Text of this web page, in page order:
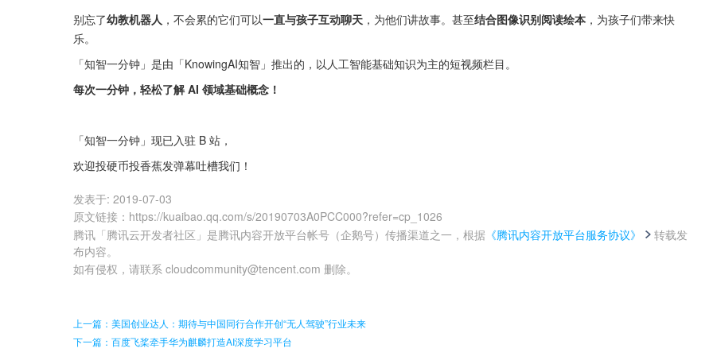
别忘了幼教机器人 ，不会累的它们可以一直与孩子互动聊天 ，为他们讲故事。甚至结合图像识别阅读绘本 ，为孩子们带来快
乐。
「知智一分钟」是由「KnowingAI知智」推出的，以人工智能基础知识为主的短视频栏目。
每次一分钟，轻松了解 AI 领域基础概念！
「知智一分钟」现已入驻 B 站，
欢迎投硬币投香蕉发弹幕吐槽我们！
发表于: 2019-07-03
原文链接 ： https://kuaibao.qq.com/s/20190703A0PCC000?refer=cp_1026
腾讯「腾讯云开发者社区」是腾讯内容开放平台帐号（企鹅号）传播渠道之一，根据 《腾讯内容开放平台服务协议》
转载发
布内容。
如有侵权，请联系 cloudcommunity@tencent.com 删除。
上一篇：美国创业达人：期待与中国同行合作开创“无人驾驶”行业未来
下一篇：百度飞桨牵手华为麒麟打造AI深度学习平台